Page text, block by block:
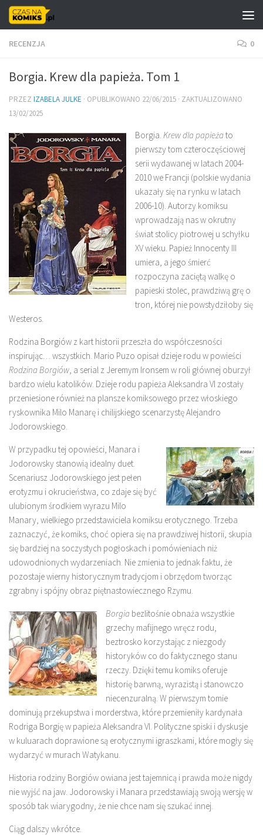
Skip to content
RECENZJA 0
Borgia. Krew dla papieża. Tom 1
PRZEZ IZABELA JULKE · OPUBLIKOWANO 22/06/2015 · ZAKTUALIZOWANO
13/02/2025
Borgia. Krew dla papieżato
pierwszy tom czteroczęściowej
serii wydawanej w latach 2004-
2010 we Francji (polskie wydania
ukazały się na rynku w latach
2006-10). Autorzy komiksu
wprowadzają nas w okrutny
świat stolicy piotrowej u schyłku
XV wieku. Papież Innocenty III
umiera, a jego śmierć
rozpoczyna zaciętą walkę o
papieski stolec, prawdziwą grę o
tron, której nie powstydziłoby się
Westeros.
Rodzina Borgiów z kart historii przeszła do współczesności
inspirując… wszystkich. Mario Puzo opisał dzieje rodu w powieści
Rodzina Borgiów, a serial z Jeremym Ironsem w roli głównej oburzył
bardzo wielu katolików. Dzieje rodu papieża Aleksandra VI zostały
przeniesione również na plansze komiksowego przez włoskiego
ryskownika Milo Manarę i chilijskiego scenarzystę Alejandro
Jodorowskiego.
W przypadku tej opowieści, Manara i
Jodorowsky stanowią idealny duet.
Scenariusz Jodorowskiego jest pełen
erotyzmu i okrucieństwa, co zdaje się być
ulubionym środkiem wyrazu Milo
Manary, wielkiego przedstawiciela komiksu erotycznego. Trzeba
zaznaczyć, że komiks, choć opiera się na prawdziwej historii, skupia
się bardziej na soczystych pogłoskach i pomówieniach niż
udowodnionych wydarzeniach. Nie zmienia to jednak faktu, że
pozostaje wierny historycznym tradycjom i obrzędom tworząc
zgrabny i spójny obraz piętnastowiecznego Rzymu.
Borgia bezlitośnie obnaża wszystkie
grzechy mafijnego wręcz rodu,
beztrosko korzystając z niezgody
historyków co do faktycznego stanu
rzeczy. Dzięki temu komiks oferuje
historię barwną, wyrazistą i stanowczo
niecenzuralną. W pierwszym tomie
dominują przekupstwa i morderstwa, które przemieniły kardynała
Rodriga Borgię w papieża Aleksandra VI. Polityczne spiski i dyskusje
w kuluarach doprawione są erotycznymi igraszkami, które mogły się
wydarzyć w murach Watykanu.
Historia rodziny Borgiów owiana jest tajemnicą i prawda może nigdy
nie wyjść na jaw. Jodorowsky i Manara przedstawiają swoją wersję w
sposób tak wiarygodny, że nie chce nam się szukać innej.
Ciąg dalszy wkrótce.